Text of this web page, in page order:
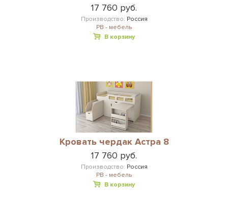
17 760 руб.
Производство: Россия
РВ - мебель
В корзину
Кровать чердак Астра 8
17 760 руб.
Производство: Россия
РВ - мебель
В корзину